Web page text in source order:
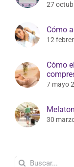
27
Cómo
12
Cómo
7 mayo
30
Buscar: